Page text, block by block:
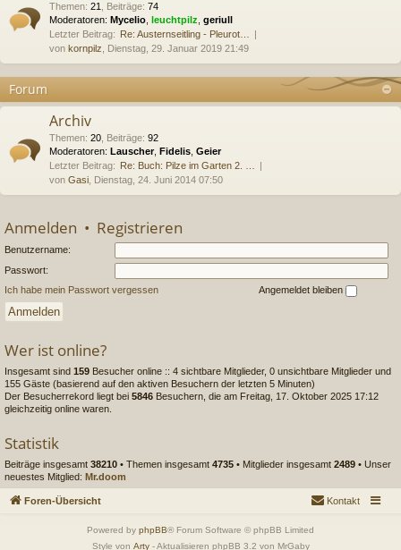
Themen: 21 Beiträge: 74
Moderatoren: Mycelio leuchtpilz geriull
Letzter Beitrag: Re: Austernseitling - Pleurot…
von kornpilz , Dienstag, 29. Januar 2019 21:49
Forum
Archiv
Themen: 20 Beiträge: 92
Moderatoren: Lauscher, Fidelis Geier
Letzter Beitrag: Re: Buch: Pilze im Garten 2. …
von Gasi , Dienstag, 24. Juni 2014 07:50
Anmelden • Registrieren
Benutzername:
Passwort:
Ich habe mein Passwort vergessen
Angemeldet bleiben
Wer ist online?
Insgesamt sind 159 Besucher online :: 4 sichtbare Mitglieder, 0 unsichtbare Mitglieder und
155 Gäste (basierend auf den aktiven Besuchern der letzten 5 Minuten)
Der Besucherrekord liegt bei 5846 Besuchern, die am Freitag, 17. Oktober 2025 17:12
gleichzeitig online waren.
Statistik
Beiträge insgesamt 38210 • Themen insgesamt 4735 • Mitglieder insgesamt 2489 • Unser
neuestes Mitglied: Mr.doom
Foren-Übersicht Kontakt
Powered by phpBB® Forum Software © phpBB Limited
Style von Arty- Aktualisieren phpBB 3.2 von MrGaby